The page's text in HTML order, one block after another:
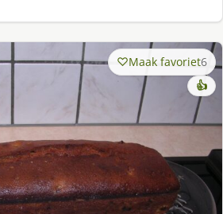
Maak favoriet6
👍